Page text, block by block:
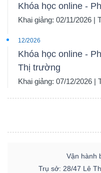
Khóa học online -
Khai giảng: 02/11/2026 |
12/2026
Khóa học online -
Thị trường
Khai giảng: 07/12/2026 |
Vận hành
Trụ sở: 28/47 Lê